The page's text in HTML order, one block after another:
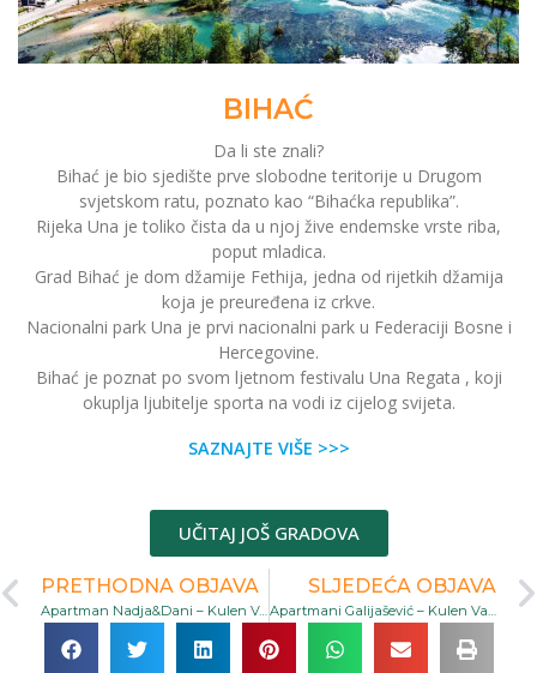
BIHAĆ
Da li ste znali?
Bihać je bio sjedište prve slobodne teritorije u Drugom
svjetskom ratu, poznato kao “Bihaćka republika”.
Rijeka Una je toliko čista da u njoj žive endemske vrste riba,
poput mladica.
Grad Bihać je dom džamije Fethija, jedna od rijetkih džamija
koja je preuređena iz crkve.
Nacionalni park Una je prvi nacionalni park u Federaciji Bosne i
Hercegovine.
Bihać je poznat po svom ljetnom festivalu Una Regata , koji
okuplja ljubitelje sporta na vodi iz cijelog svijeta.
SAZNAJTE VIŠE >>>
UČITAJ JOŠ GRADOVA
PRETHODNA OBJAVA
Apartman Nadja&Dani – Kulen Vakuf
SLJEDEĆA OBJAVA